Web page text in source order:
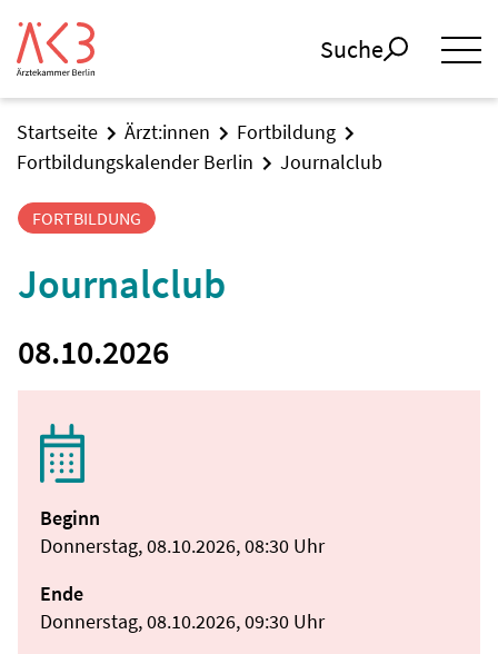
Suche
Startseite Ärzt:innen
Fortbildung
Fortbildungskalender Berlin
Journalclub
FORTBILDUNG
Journalclub
08.10.2026
Beginn
Donnerstag, 08.10.2026, 08:30 Uhr
Ende
Donnerstag, 08.10.2026, 09:30 Uhr